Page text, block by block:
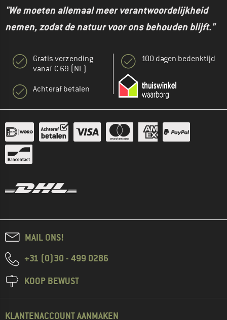
"We moeten allemaal meer verantwoordelijkheid
nemen, zodat de natuur voor ons behouden blijft."
Gratis verzending
vanaf € 69 (NL)
Achteraf betalen
100 dagen bedenktijd
MAIL ONS!
+31 (0)30 - 499 0286
KOOP BEWUST
KLANTENACCOUNT AANMAKEN